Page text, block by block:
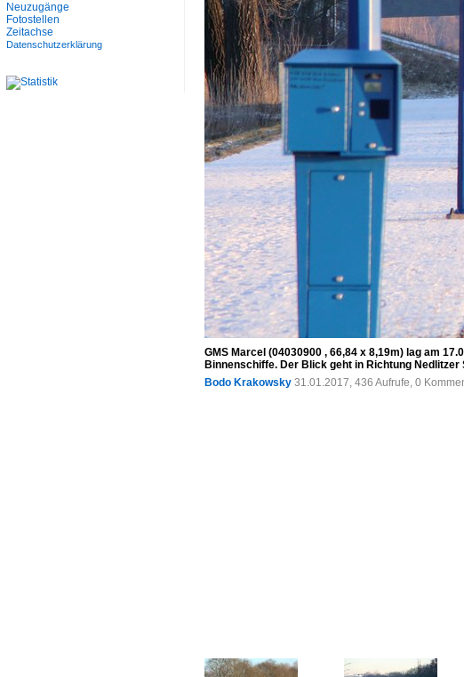
GMS Marcel (04030900 , 66,84 x 8,19m) lag am
Binnenschiffe. Der Blick geht in Richtung Nedlitzer
Bodo Krakowsky 31.01.2017, 436 Aufrufe, 0
Neuzugänge
Fotostellen
Zeitachse
Datenschutzerklärung